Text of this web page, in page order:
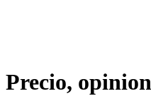
Precio,